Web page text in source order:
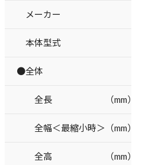
メーカー
本体型式
●全体
全長 （mm）
全幅＜最縮小時＞（mm）
全高 （mm）